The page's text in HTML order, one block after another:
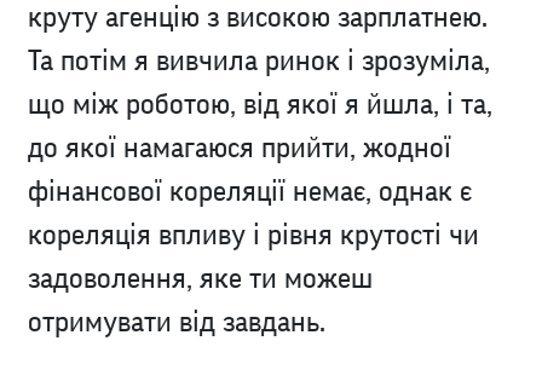
круту агенцію з високою зарплатнею.
Та потім я вивчила ринок і зрозуміла,
що між роботою, від якої я йшла, і та,
до якої намагаюся прийти, жодної
фінансової кореляції немає, однак є
кореляція впливу і рівня крутості чи
задоволення, яке ти можеш
отримувати від завдань.